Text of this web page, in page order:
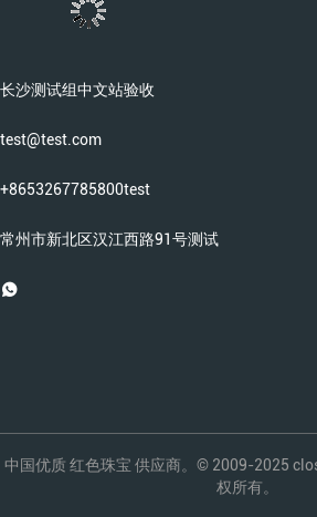
长沙测试组中文站验收
test@test.com
+8653267785800test
常州市新北区汉江西路91号测试
中国优质 红色珠宝 供应商。© 2009-2025
权所有。